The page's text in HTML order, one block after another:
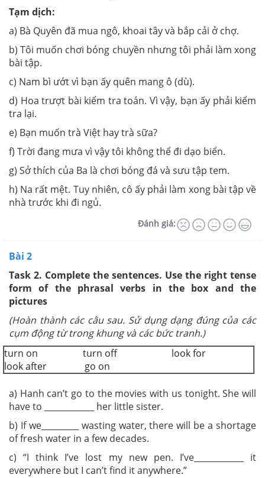
Tạm dịch:
a) Bà Quyên đã mua ngô, khoai tây và bắp cải ở chợ.
b) Tôi muốn chơi bóng chuyền nhưng tôi phải làm xong
bài tập.
c) Nam bì ướt vì bạn ấy quên mang ô (dù).
d) Hoa trượt bài kiểm tra toán. Vì vậy, bạn ấy phải kiểm
tra lại.
e) Bạn muốn trà Việt hay trà sữa?
f) Trời đang mưa vì vậy tôi không thể đi dạo biển.
g) Sở thích của Ba là chơi bóng đá và sưu tập tem.
h) Na rất mệt. Tuy nhiên, cô ấy phải làm xong bài tập về
nhà trước khi đi ngủ.
Đánh giá:
Bài 2
Task 2. Complete the sentences. Use the right tense
form of the phrasal verbs in the box and the
pictures
(Hoàn thành các câu sau. Sử dụng dạng đúng của các
cụm động từ trong khung và các bức tranh.)
turn on turn off look for
look after go on
a) Hanh can’t go to the movies with us tonight. She will
have to ____________ her little sister.
b) If we_________ wasting water, there will be a shortage
of fresh water in a few decades.
c) “I think I’ve lost my new pen. I’ve____________ it
everywhere but I can’t find it anywhere.”